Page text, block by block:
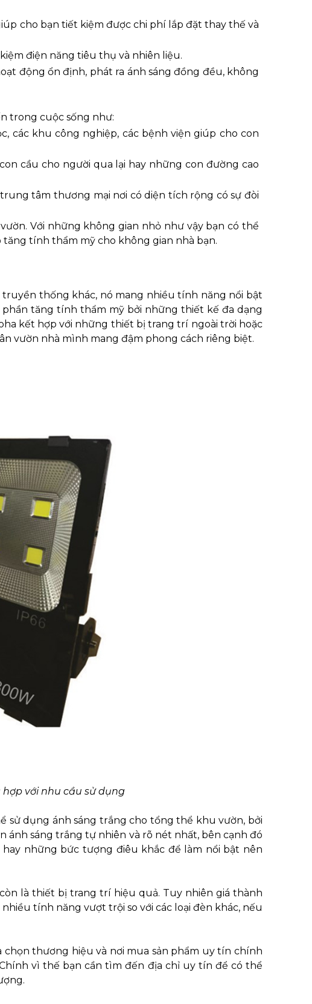
cho bạn tiết kiệm được chi phí lắp đặt thay thế và
điện năng tiêu thụ và nhiên liệu.
động ổn định, phát ra ánh sáng đồng đều, không
trong cuộc sống như:
các khu công nghiệp, các bệnh viện giúp cho con
cầu cho người qua lại hay những con đường cao
tâm thương mại nơi có diện tích rộng có sự đòi
Với những không gian nhỏ như vậy bạn có thể
tính thẩm mỹ cho không gian nhà bạn.
thống khác, nó mang nhiều tính năng nổi bật
tăng tính thẩm mỹ bởi những thiết kế đa dạng
kết hợp với những thiết bị trang trí ngoài trời hoặc
vườn nhà mình mang đậm phong cách riêng biệt.
với nhu cầu sử dụng
sử dụng ánh sáng trắng cho tổng thể khu vườn, bởi
ánh sáng trắng tự nhiên và rõ nét nhất, bên cạnh đó
những bức tượng điêu khắc để làm nổi bật nên
là thiết bị trang trí hiệu quả. Tuy nhiên giá thành
tính năng vượt trội so với các loại đèn khác, nếu
thương hiệu và nơi mua sản phẩm uy tín chính
vì thế bạn cần tìm đến địa chỉ uy tín để có thể